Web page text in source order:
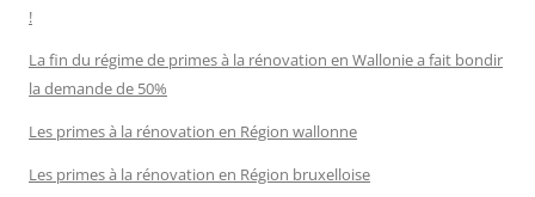
!
La fin du régime de primes à la rénovation en Wallonie a fait bondir
la demande de 50%
Les primes à la rénovation en Région wallonne
Les primes à la rénovation en Région bruxelloise